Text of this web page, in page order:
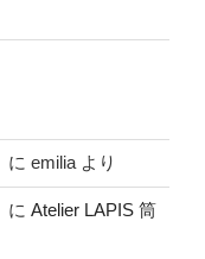
に emilia より
に Atelier LAPIS 筒